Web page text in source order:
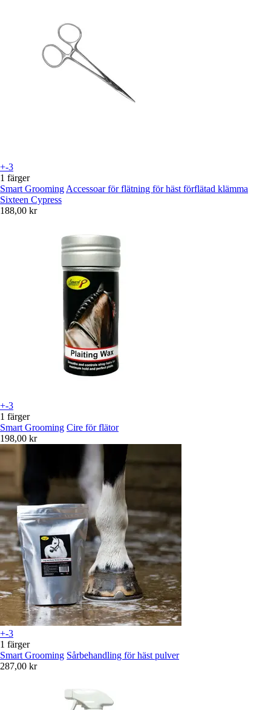
+-3
1 färger
Smart Grooming Accessoar för flätning för häst förflätad klämma
Sixteen Cypress
188,00 kr
+-3
1 färger
Smart Grooming Cire för flätor
198,00 kr
+-3
1 färger
Smart Grooming Sårbehandling för häst pulver
287,00 kr